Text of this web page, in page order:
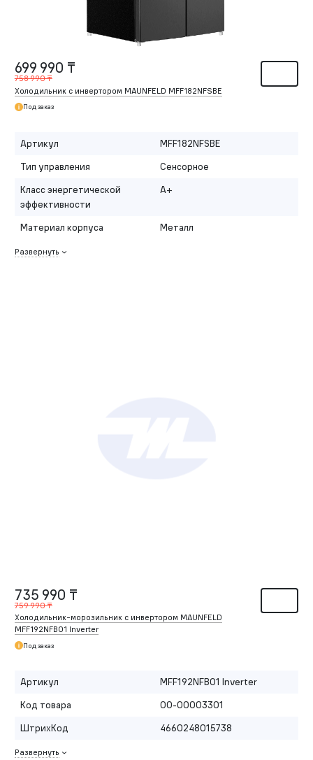
699 990 ₸
758 990 ₸
Холодильник с инвертором MAUNFELD MFF182NFSBE
Под заказ
Артикул
MFF182NFSBE
Тип управления
Сенсорное
Класс энергетической
эффективности
A+
Материал корпуса Металл
Развернуть
735 990 ₸
759 990 ₸
Холодильник-морозильник с инвертором MAUNFELD
MFF192NFB01 Inverter
Под заказ
Артикул
MFF192NFB01 Inverter
Код товара
00-00003301
ШтрихКод
4660248015738
Развернуть